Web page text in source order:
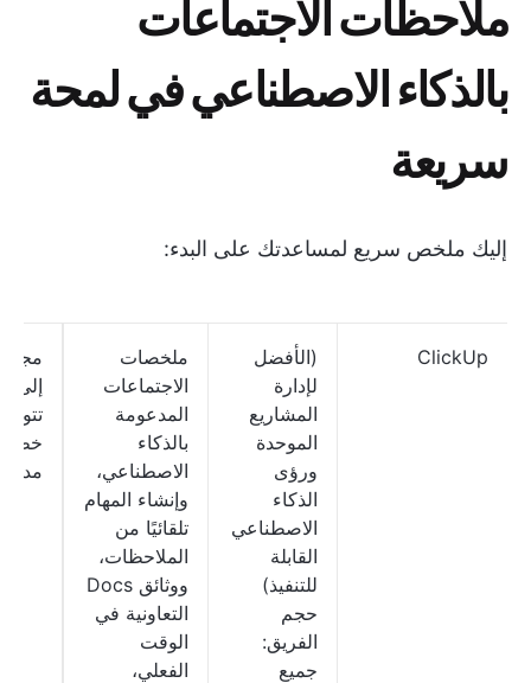
ملاحظات الاجتماعات
بالذكاء الاصطناعي في لمحة
سريعة
إليك ملخص سريع لمساعدتك على البدء:
ClickUp
(الأفضل
لإدارة
المشاريع
الموحدة
ورؤى
الذكاء
الاصطناعي
القابلة
للتنفيذ)
حجم
الفريق:
جميع
ملخصات
الاجتماعات
المدعومة
بالذكاء
الاصطناعي،
وإنشاء المهام
تلقائيًا من
الملاحظات،
ووثائق Docs
التعاونية في
الوقت
الفعلي،
إلى
تتوفر